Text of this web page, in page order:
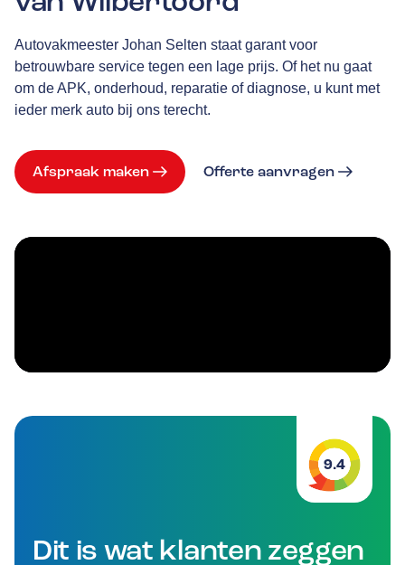
Autovakmeester Johan Selten staat garant voor
betrouwbare service tegen een lage prijs. Of het nu gaat
om de APK, onderhoud, reparatie of diagnose, u kunt met
ieder merk auto bij ons terecht.
Afspraak maken Offerte aanvragen
9.4
Dit is wat klanten zeggen